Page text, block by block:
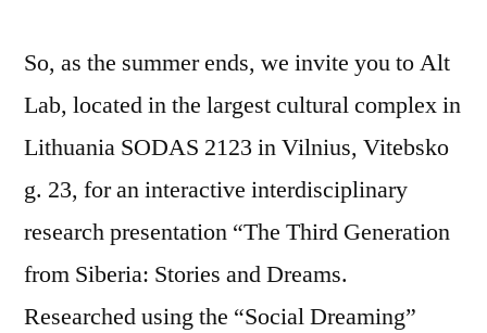
So, as the summer ends, we invite you to Alt
Lab, located in the largest cultural complex in
Lithuania SODAS 2123 in Vilnius, Vitebsko
g. 23, for an interactive interdisciplinary
research presentation “The Third Generation
from Siberia: Stories and Dreams.
Researched using the “Social Dreaming”